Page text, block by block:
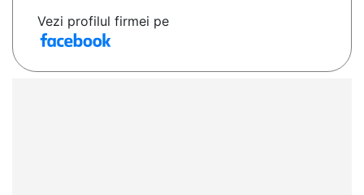
Vezi profilul firmei pe